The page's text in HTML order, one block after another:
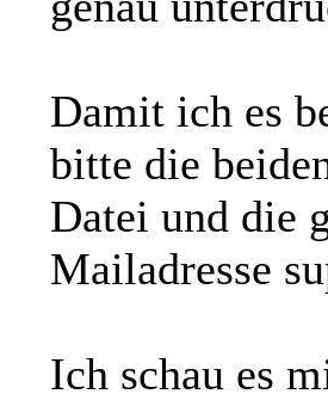
Damit ich es
bitte die
Datei und die
Mailadresse
Ich schau es